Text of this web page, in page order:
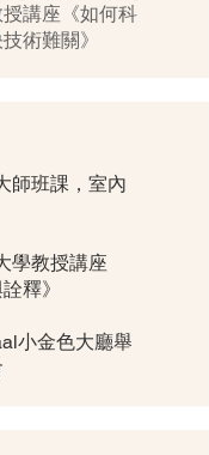
講座《如何科
術難關》
師班課，室內
學教授講座
釋》
小金色大廳舉